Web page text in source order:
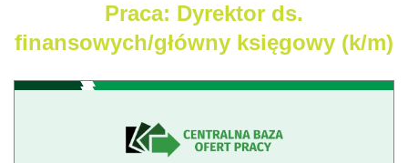
Praca: Dyrektor ds.
finansowych/główny księgowy (k/m)